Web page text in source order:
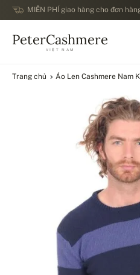
MIỄN PHÍ giao hàng cho đơn
PeterCashmere
VIỆT NAM
Trang chủ Áo Len Cashmere Nam